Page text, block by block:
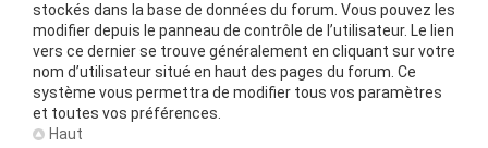
stockés dans la base de données du forum. Vous pouvez les
modifier depuis le panneau de contrôle de l’utilisateur. Le lien
vers ce dernier se trouve généralement en cliquant sur votre
nom d’utilisateur situé en haut des pages du forum. Ce
système vous permettra de modifier tous vos paramètres
et toutes vos préférences.
Haut